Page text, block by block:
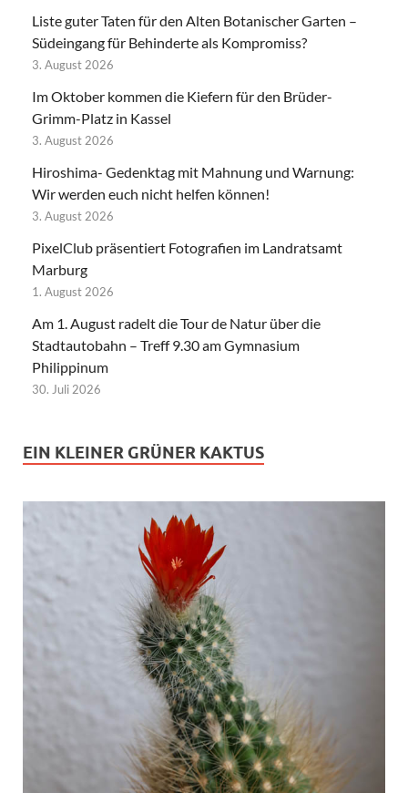
Liste guter Taten für den Alten Botanischer Garten –
Südeingang für Behinderte als Kompromiss?
3. August 2026
Im Oktober kommen die Kiefern für den Brüder-
Grimm-Platz in Kassel
3. August 2026
Hiroshima- Gedenktag mit Mahnung und Warnung:
Wir werden euch nicht helfen können!
3. August 2026
PixelClub präsentiert Fotografien im Landratsamt
Marburg
1. August 2026
Am 1. August radelt die Tour de Natur über die
Stadtautobahn – Treff 9.30 am Gymnasium
Philippinum
30. Juli 2026
EIN KLEINER GRÜNER KAKTUS